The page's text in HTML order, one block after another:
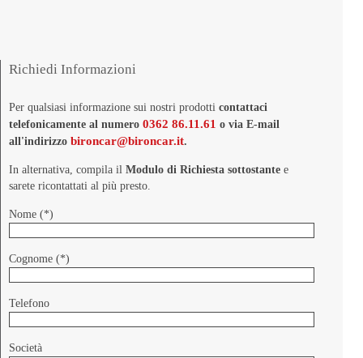
Richiedi Informazioni
Per qualsiasi informazione sui nostri prodotti contattaci
telefonicamente al numero 0362 86.11.61 o via E-mail
all'indirizzo bironcar@bironcar.it.
In alternativa, compila il Modulo di Richiesta sottostante e
sarete ricontattati al più presto.
Nome (*)
Cognome (*)
Telefono
Società